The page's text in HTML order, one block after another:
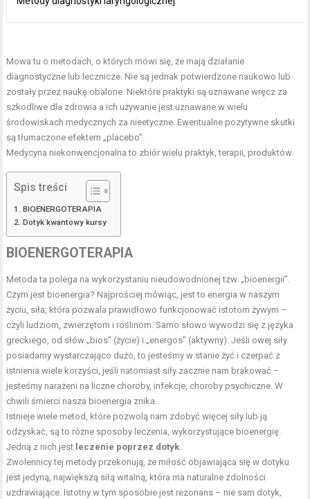
Mowa tu o metodach, o których mówi się, że mają działanie
diagnostyczne lub lecznicze. Nie są jednak potwierdzone naukowo lub
zostały przez naukę obalone. Niektóre praktyki są uznawane wręcz za
szkodliwe dla zdrowia a ich używanie jest uznawane w wielu
środowiskach medycznych za nieetyczne. Ewentualne pozytywne skutki
są tłumaczone efektem „placebo”.
Medycyna niekonwencjonalna to zbiór wielu praktyk, terapii, produktów.
Spis treści
BIOENERGOTERAPIA
Dotyk kwantowy kursy
BIOENERGOTERAPIA
Metoda ta polega na wykorzystaniu nieudowodnionej tzw. „bioenergii”.
Czym jest bioenergia? Najprościej mówiąc, jest to energia w naszym
życiu, siła, która pozwala prawidłowo funkcjonować istotom żywym –
czyli ludziom, zwierzętom i roślinom. Samo słowo wywodzi się z języka
greckiego, od słów „bios” (życie) i „energos” (aktywny). Jeśli owej siły
posiadamy wystarczająco dużo, to jesteśmy w stanie żyć i czerpać z
istnienia wiele korzyści, jeśli natomiast siły zacznie nam brakować –
jesteśmy narażeni na liczne choroby, infekcje, choroby psychiczne. W
chwili śmierci nasza bioenergia znika.
Istnieje wiele metod, które pozwolą nam zdobyć więcej siły lub ją
odzyskać, są to różne sposoby leczenia, wykorzystujące bioenergię.
Jedną z nich jest leczenie poprzez dotyk.
Zwolennicy tej metody przekonują, że miłość objawiająca się w dotyku
jest jedyną, największą siłą witalną, która ma naturalne zdolności
uzdrawiające. Istotny w tym sposobie jest rezonans – nie sam dotyk,